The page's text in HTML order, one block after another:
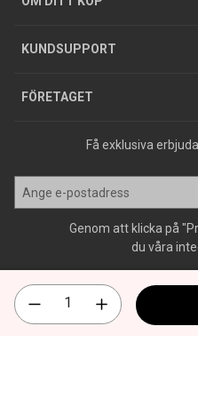
KUNDSUPPORT
Varumärken
FÖRETAGET
Jobba hos oss
Press
Få exklusiva
Genom att klicka på
du våra